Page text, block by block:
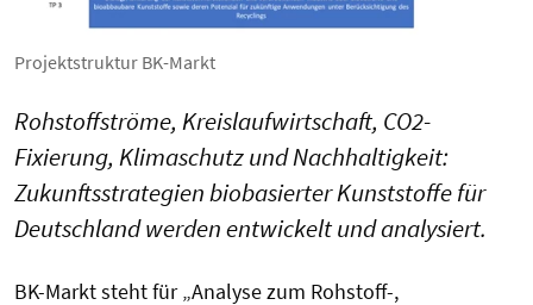
Projektstruktur BK-Markt
Rohstoffströme, Kreislaufwirtschaft, CO2-
Fixierung, Klimaschutz und Nachhaltigkeit:
Zukunftsstrategien biobasierter Kunststoffe für
Deutschland werden entwickelt und analysiert.
BK-Markt steht für „Analyse zum Rohstoff-,